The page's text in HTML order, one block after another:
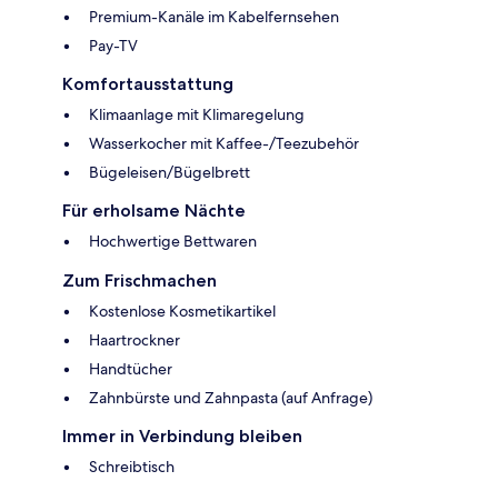
Premium-Kanäle im Kabelfernsehen
Pay-TV
Komfortausstattung
Klimaanlage mit Klimaregelung
Wasserkocher mit Kaffee-/Teezubehör
Bügeleisen/Bügelbrett
Für erholsame Nächte
Hochwertige Bettwaren
Zum Frischmachen
Kostenlose Kosmetikartikel
Haartrockner
Handtücher
Zahnbürste und Zahnpasta (auf Anfrage)
Immer in Verbindung bleiben
Schreibtisch